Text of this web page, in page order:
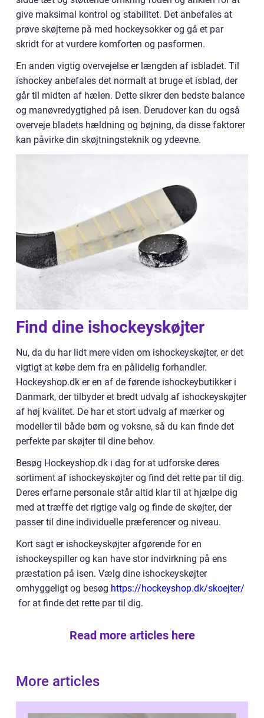
give maksimal kontrol og stabilitet. Det anbefales at
prøve skøjterne på med hockeysokker og gå et par
skridt for at vurdere komforten og pasformen.
En anden vigtig overvejelse er længden af isbladet. Til
ishockey anbefales det normalt at bruge et isblad, der
går til midten af hælen. Dette sikrer den bedste balance
og manøvredygtighed på isen. Derudover kan du også
overveje bladets hældning og bøjning, da disse faktorer
kan påvirke din skøjtningsteknik og ydeevne.
Find dine ishockeyskøjter
Nu, da du har lidt mere viden om ishockeyskøjter, er det
vigtigt at købe dem fra en pålidelig forhandler.
Hockeyshop.dk er en af de førende ishockeybutikker i
Danmark, der tilbyder et bredt udvalg af ishockeyskøjter
af høj kvalitet. De har et stort udvalg af mærker og
modeller til både børn og voksne, så du kan finde det
perfekte par skøjter til dine behov.
Besøg Hockeyshop.dk i dag for at udforske deres
sortiment af ishockeyskøjter og find det rette par til dig.
Deres erfarne personale står altid klar til at hjælpe dig
med at træffe det rigtige valg og finde de skøjter, der
passer til dine individuelle præferencer og niveau.
Kort sagt er ishockeyskøjter afgørende for en
ishockeyspiller og kan have stor indvirkning på ens
præstation på isen. Vælg dine ishockeyskøjter
omhyggeligt og besøg https://hockeyshop.dk/skoejter/
for at finde det rette par til dig.
Read more articles here
More articles